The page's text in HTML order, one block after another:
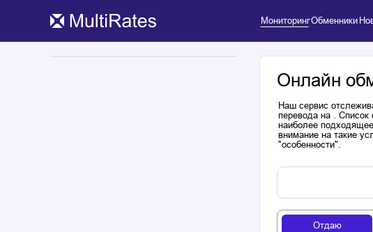
МониторингОбменники
Онлайн
Наш сервис
перевода на . Список
наиболее
внимание на такие
"особенности".
Отдаю